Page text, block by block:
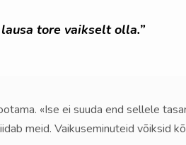
tore vaikselt olla.”
«Ise ei suuda end sellele
meid. Vaikuseminuteid võiksid